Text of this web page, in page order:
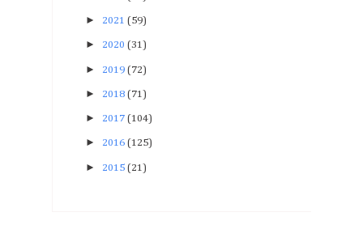
► 2021 (59)
► 2020 (31)
► 2019 (72)
► 2018 (71)
► 2017 (104)
► 2016 (125)
► 2015 (21)